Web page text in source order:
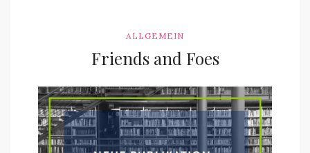
ALLGEMEIN
Friends and Foes